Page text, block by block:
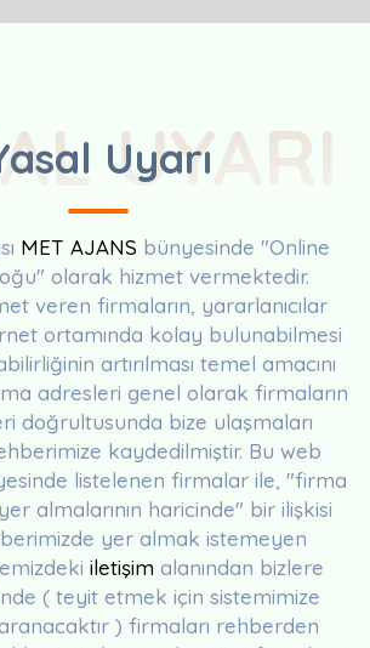
Uyarı
UYARI
MET AJANS bünyesinde "Online
olarak hizmet vermektedir.
veren firmaların, yararlanıcılar
ortamında kolay bulunabilmesi
artırılması temel amacını
adresleri genel olarak firmaların
doğrultusunda bize ulaşmaları
kaydedilmiştir. Bu web
listelenen firmalar ile, "firma
almalarının haricinde" bir ilişkisi
yer almak istemeyen
iletişim alanından bizlere
( teyit etmek için sistemimize
) firmaları rehberden